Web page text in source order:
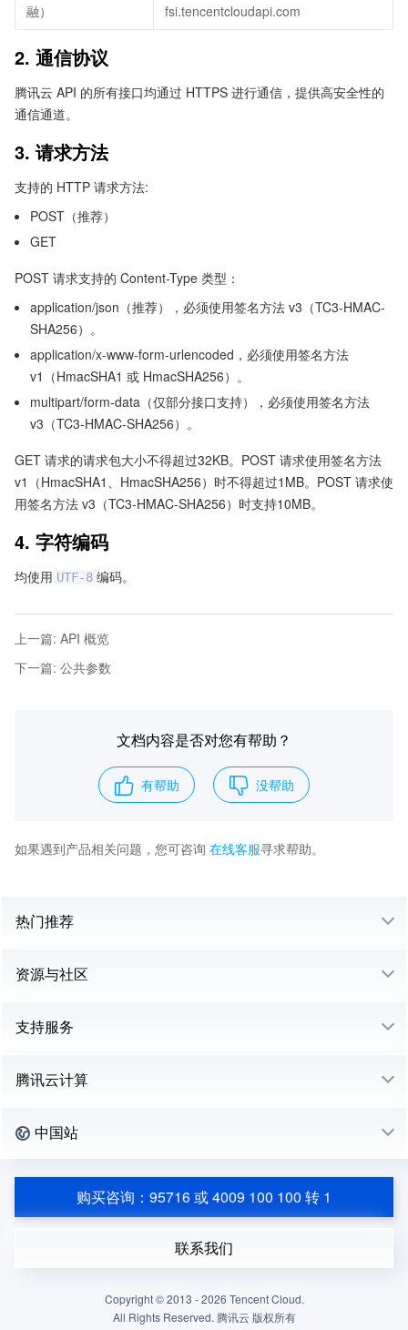
融）
fsi.tencentcloudapi.com
2. 通信协议
腾讯云 API 的所有接口均通过 HTTPS 进行通信，提供高安全性的
通信通道。
3. 请求方法
支持的 HTTP 请求方法:
POST（推荐）
GET
POST 请求支持的 Content-Type 类型：
application/json（推荐），必须使用签名方法 v3（TC3-HMAC-
SHA256）。
application/x-www-form-urlencoded，必须使用签名方法
v1（HmacSHA1 或 HmacSHA256）。
multipart/form-data（仅部分接口支持），必须使用签名方法
v3（TC3-HMAC-SHA256）。
GET 请求的请求包大小不得超过32KB。POST 请求使用签名方法
v1（HmacSHA1、HmacSHA256）时不得超过1MB。POST 请求使
用签名方法 v3（TC3-HMAC-SHA256）时支持10MB。
4. 字符编码
均使用 UTF-8 编码。
上一篇: API 概览
下一篇: 公共参数
文档内容是否对您有帮助？
有帮助 没帮助
如果遇到产品相关问题，您可咨询 在线客服寻求帮助。
热门推荐
资源与社区
支持服务
腾讯云计算
中国站
购买咨询：95716 或 4009 100 100 转 1
联系我们
Copyright © 2013 -2026 Tencent Cloud.
All Rights Reserved. 腾讯云 版权所有